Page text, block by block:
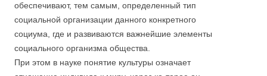
обеспечивают, тем самым, определенный тип
социальной организации данного конкретного
социума, где и развиваются важнейшие элементы
социального организма общества.
При этом в науке понятие культуры означает